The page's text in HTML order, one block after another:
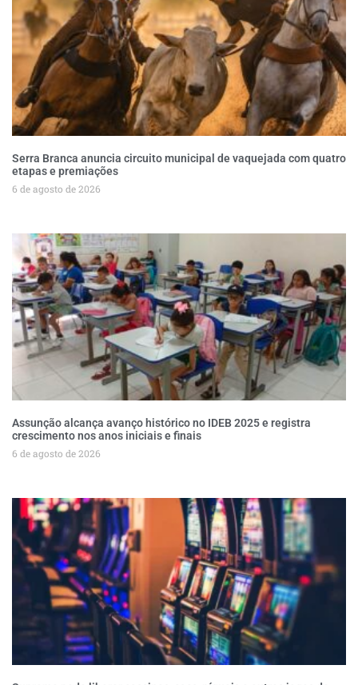
Serra Branca anuncia circuito municipal de vaquejada com quatro
etapas e premiações
6 de agosto de 2026
Assunção alcança avanço histórico no IDEB 2025 e registra
crescimento nos anos iniciais e finais
6 de agosto de 2026